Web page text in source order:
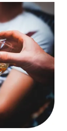
Записаться
Записаться
Записаться